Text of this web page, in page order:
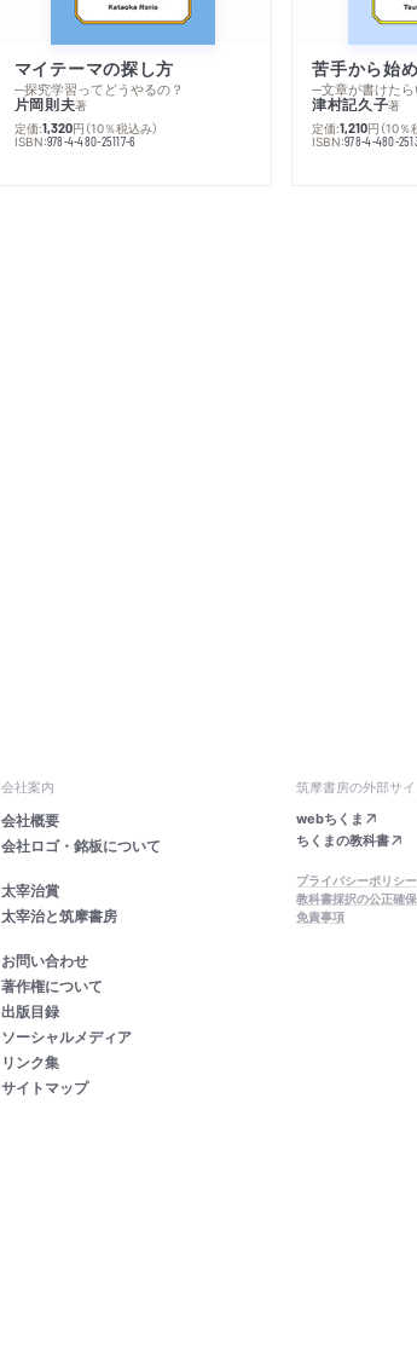
マイテーマの探し方
─探究学習ってどうやるの？
片岡則夫著
定価:1,320円 （10％税込み）
ISBN:978-4-480-25117-6
苦手から始
─文章が書けた
津村記久子著
定価:1,210円 （10％
ISBN:978-4-480-
会社案内
会社概要
会社ロゴ・銘板について
太宰治賞
太宰治と筑摩書房
お問い合わせ
著作権について
出版目録
ソーシャルメディア
リンク集
サイトマップ
筑摩書房の外部サイ
webちくま
ちくまの教科書
プライバシーポリシー
教科書採択の公正確
免責事項